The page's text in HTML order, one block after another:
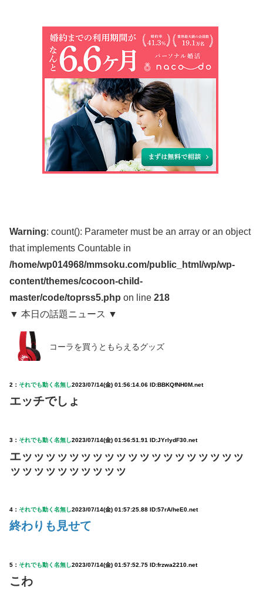
Warning: count(): Parameter must be an array or an object
that implements Countable in
/home/wp014968/mmsoku.com/public_html/wp/wp-
content/themes/cocoon-child-
master/code/toprss5.php on line 218
▼ 本日の話題ニュース ▼
コーラを買うともらえるグッズ
2： それでも動く名無し2023/07/14(金) 01:56:14.06 ID:BBKQfNH0M.net
エッチでしょ
3： それでも動く名無し2023/07/14(金) 01:56:51.91 ID:JYrlydF30.net
エッッッッッッッッッッッッッッッッッッッ
ッッッッッッッッッッ
4： それでも動く名無し2023/07/14(金) 01:57:25.88 ID:57rA/heE0.net
終わりも見せて
5： それでも動く名無し2023/07/14(金) 01:57:52.75 ID:frzwa2210.net
こわ